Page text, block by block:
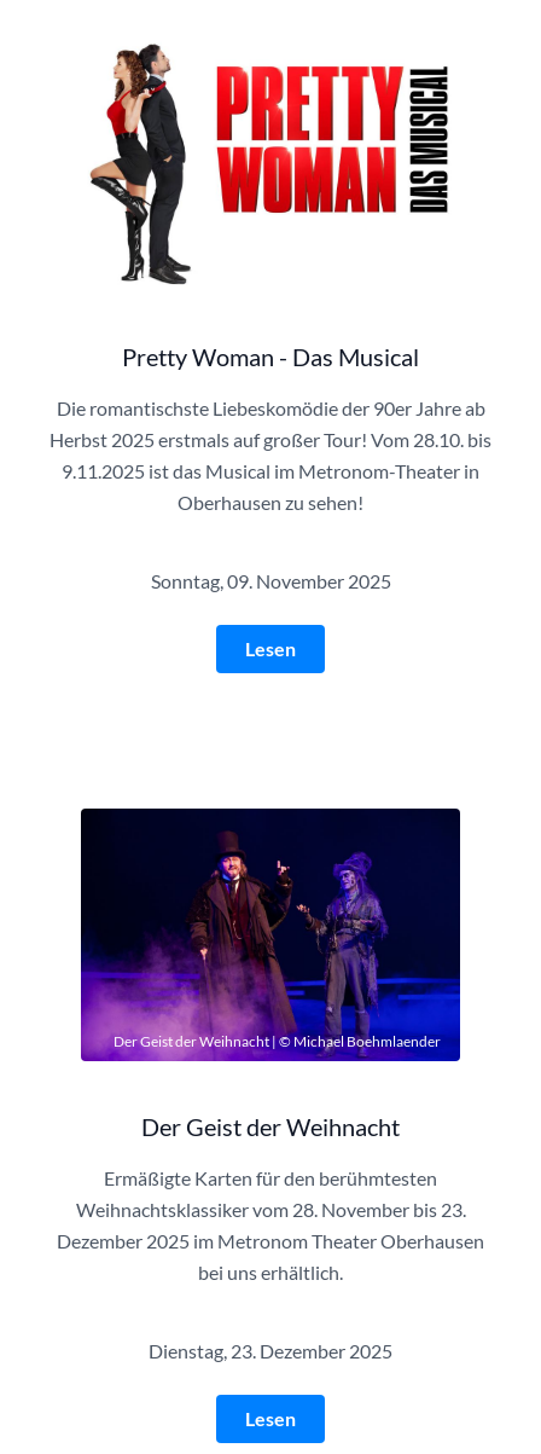
Pretty Woman - Das Musical
Die romantischste Liebeskomödie der 90er Jahre ab
Herbst 2025 erstmals auf großer Tour! Vom 28.10. bis
9.11.2025 ist das Musical im Metronom-Theater in
Oberhausen zu sehen!
Sonntag, 09. November 2025
Lesen
Der Geist der Weihnacht | © Michael Boehmlaender
Der Geist der Weihnacht
Ermäßigte Karten für den berühmtesten
Weihnachtsklassiker vom 28. November bis 23.
Dezember 2025 im Metronom Theater Oberhausen
bei uns erhältlich.
Dienstag, 23. Dezember 2025
Lesen